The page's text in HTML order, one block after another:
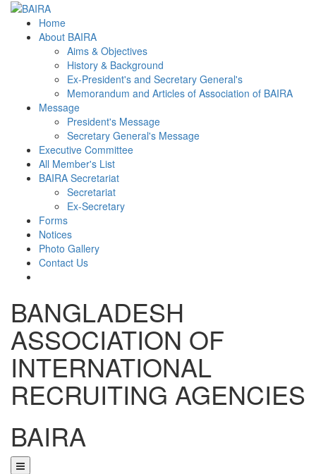
Home
About BAIRA
Aims & Objectives
History & Background
Ex-President's and Secretary General's
Memorandum and Articles of Association of BAIRA
Message
President's Message
Secretary General's Message
Executive Committee
All Member's List
BAIRA Secretariat
Secretariat
Ex-Secretary
Forms
Notices
Photo Gallery
Contact Us
BANGLADESH
ASSOCIATION OF
INTERNATIONAL
RECRUITING AGENCIES
BAIRA